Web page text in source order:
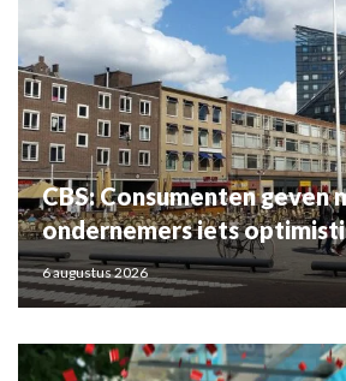
CBS: Consumenten geven
ondernemers iets
6 augustus 2026